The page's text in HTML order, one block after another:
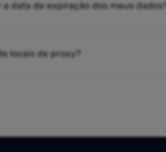
a data de expiração dos meus dados?
locais de proxy?